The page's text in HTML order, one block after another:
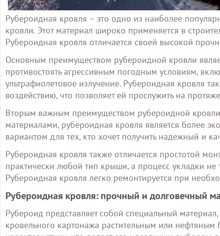
Рубероидная кровля – это одно из наиболее
кровли. Этот материал широко применяется в
Рубероидная кровля отличается своей высокой
Основным преимуществом рубероидной кровли
противостоять агрессивным погодным условиям,
ультрафиолетовое излучение. Рубероидная кровля
воздействию, что позволяет ей прослужить на
Вторым важным преимуществом рубероидной
материалами, рубероидная кровля является более
вариантом для тех, кто хочет получить надежный и
Рубероидная кровля также отличается простотой
практически любой тип крыши, а процесс укладки
Рубероидная кровля легко ремонтируется при
Рубероидная кровля: прочный и долговечный
Рубероид представляет собой специальный
кровельного картонажа растительным или